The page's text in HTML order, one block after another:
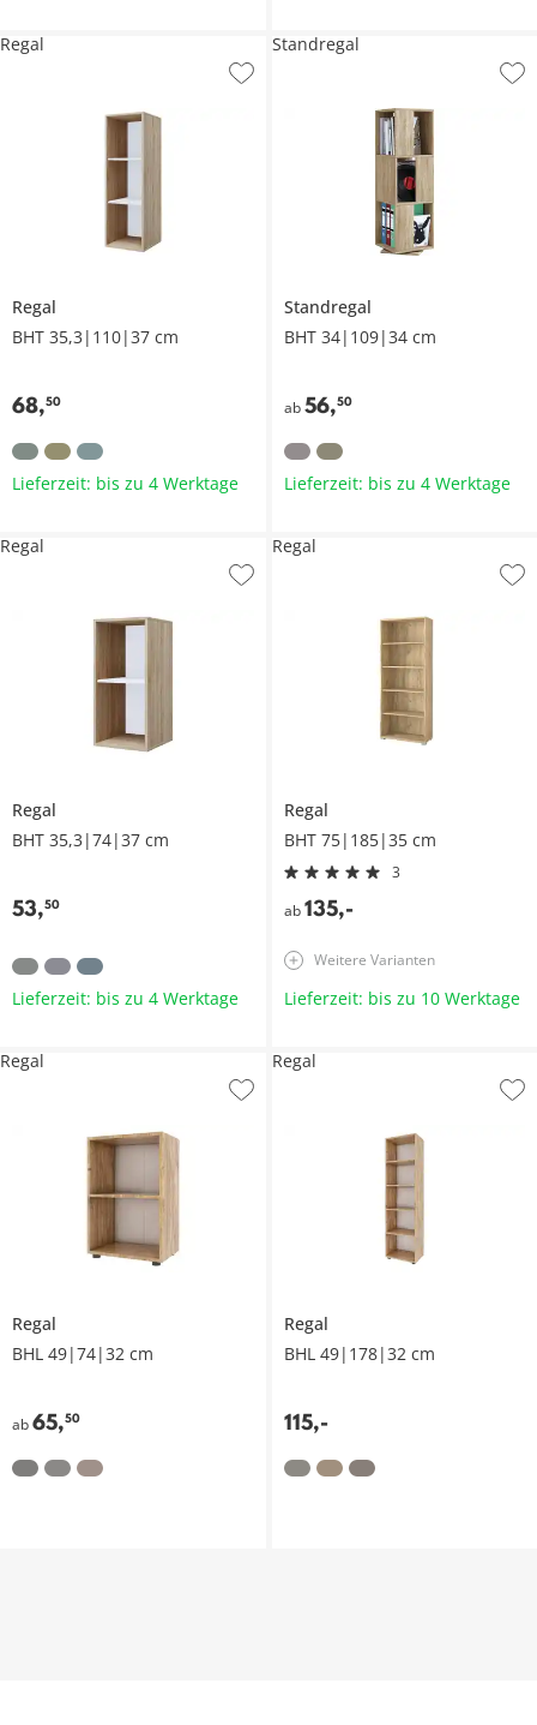
Regal
BHT 35,3|110|37 cm
68,50
Regal
Lieferzeit: bis zu 4 Werktage
Standregal
BHT 34|109|34 cm
ab 56,50
Standregal
Lieferzeit: bis zu 4 Werktage
Regal
BHT 35,3|74|37 cm
53,50
Regal
Lieferzeit: bis zu 4 Werktage
Regal
BHT 75|185|35 cm
3
ab 135,-
Regal
Weitere Varianten
Lieferzeit: bis zu 10 Werktage
Regal
BHL 49|74|32 cm
ab65,50
Regal
Regal
BHL 49|178|32 cm
115,-
Regal